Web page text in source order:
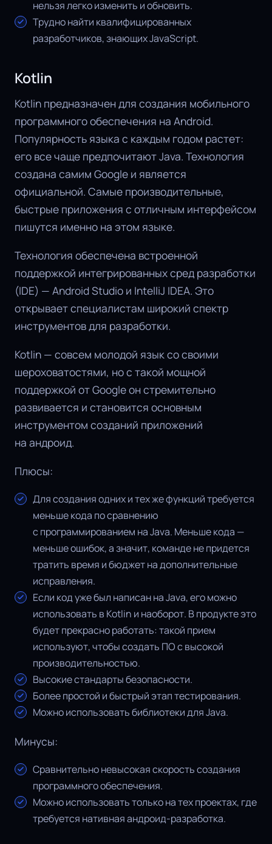
нельзя легко изменить и обновить.
Трудно найти квалифицированных
разработчиков, знающих JavaScript.
Kotlin
Kotlin предназначен для создания мобильного
программного обеспечения на Android.
Популярность языка с каждым годом растет:
его все чаще предпочитают Java. Технология
создана самим Google и является
официальной. Самые производительные,
быстрые приложения с отличным интерфейсом
пишутся именно на этом языке.
Технология обеспечена встроенной
поддержкой интегрированных сред разработки
(IDE) — Android Studio и IntelliJ IDEA. Это
открывает специалистам широкий спектр
инструментов для разработки.
Kotlin — совсем молодой язык со своими
шероховатостями, но с такой мощной
поддержкой от Google он стремительно
развивается и становится основным
инструментом созданий приложений
на андроид.
Плюсы:
Для создания одних и тех же функций требуется
меньше кода по сравнению
с программированием на Java. Меньше кода —
меньше ошибок, а значит, команде не придется
тратить время и бюджет на дополнительные
исправления.
Если код уже был написан на Java, его можно
использовать в Kotlin и наоборот. В продукте это
будет прекрасно работать: такой прием
используют, чтобы создать ПО с высокой
производительностью.
Высокие стандарты безопасности.
Более простой и быстрый этап тестирования.
Можно использовать библиотеки для Java.
Минусы:
Сравнительно невысокая скорость создания
программного обеспечения.
Можно использовать только на тех проектах, где
требуется нативная андроид-разработка.